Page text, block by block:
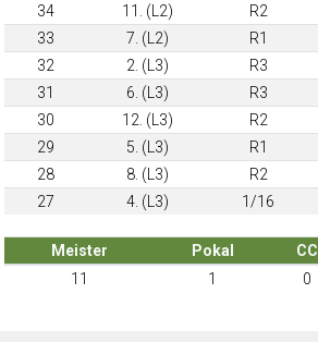
34
11. (L2) R2
33
7. (L2) R1
32
2. (L3) R3
31
6. (L3) R3
30
12. (L3) R2
29
5. (L3) R1
28
8. (L3) R2
27
4. (L3) 1/16
Meister Pokal CC
11
1 0